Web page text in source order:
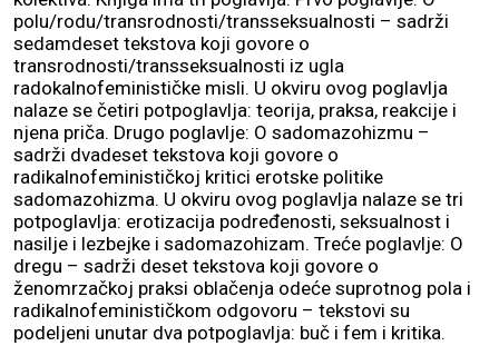
polu/rodu/transrodnosti/transseksualnosti – sadrži
sedamdeset tekstova koji govore o
transrodnosti/transseksualnosti iz ugla
radokalnofeminističke misli. U okviru ovog poglavlja
nalaze se četiri potpoglavlja: teorija, praksa, reakcije i
njena priča. Drugo poglavlje: O sadomazohizmu –
sadrži dvadeset tekstova koji govore o
radikalnofeminističkoj kritici erotske politike
sadomazohizma. U okviru ovog poglavlja nalaze se tri
potpoglavlja: erotizacija podređenosti, seksualnost i
nasilje i lezbejke i sadomazohizam. Treće poglavlje: O
dregu – sadrži deset tekstova koji govore o
ženomrzačkoj praksi oblačenja odeće suprotnog pola i
radikalnofeminističkom odgovoru – tekstovi su
podeljeni unutar dva potpoglavlja: buč i fem i kritika.